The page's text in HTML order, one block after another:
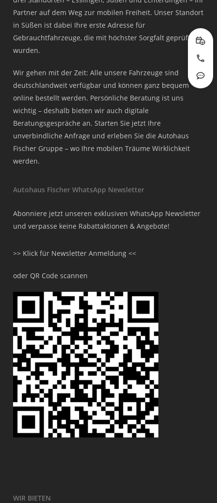
Partner auf dem Weg zur mobilen Freiheit. Unser Standort
in Süßen ist dabei Ihre erste Adresse für
Gebrauchtfahrzeuge, die mit höchster Sorgfalt geprüft
wurden.
Wir gehen mit der Zeit: Alle unsere Fahrzeuge sind
deutschlandweit verfügbar und können ganz bequem
online bestellt werden. Persönliche Beratung ist uns
wichtig – deshalb bieten wir auch digitale
Beratungsgespräche an. Starten Sie jetzt Ihre
unverbindliche Anfrage und erleben Sie die Autohaus
Fischer Gruppe – wo Ihre mobilen Träume Wirklichkeit
werden.
Autohaus Fischer WhatsApp Newsletter
Abonniere jetzt unseren exklusiven WhatsApp Newsletter
und verpasse keine Rabattaktionen & Angebote!
>> Klick für Newsletter Anmeldung <<
oder QR Code scannen
WIR BIETEN
Jetzt